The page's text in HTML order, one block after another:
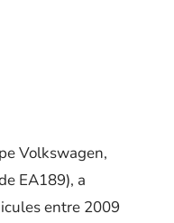
Volkswagen,
EA189), a
entre 2009